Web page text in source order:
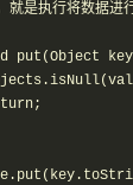
执行将数据进